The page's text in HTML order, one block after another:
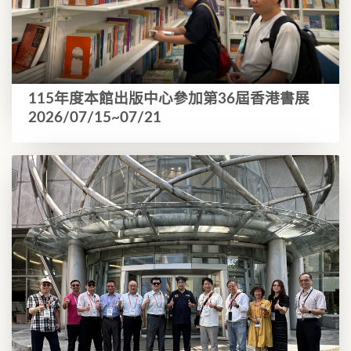
115年度本館出版中心參加第36屆香港書展
2026/07/15~07/21